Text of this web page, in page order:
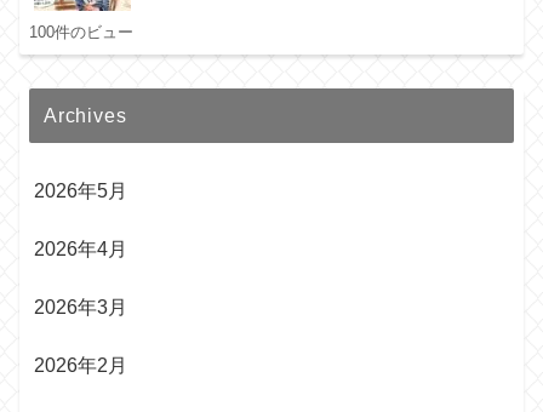
100件のビュー
Archives
2026年5月
2026年4月
2026年3月
2026年2月